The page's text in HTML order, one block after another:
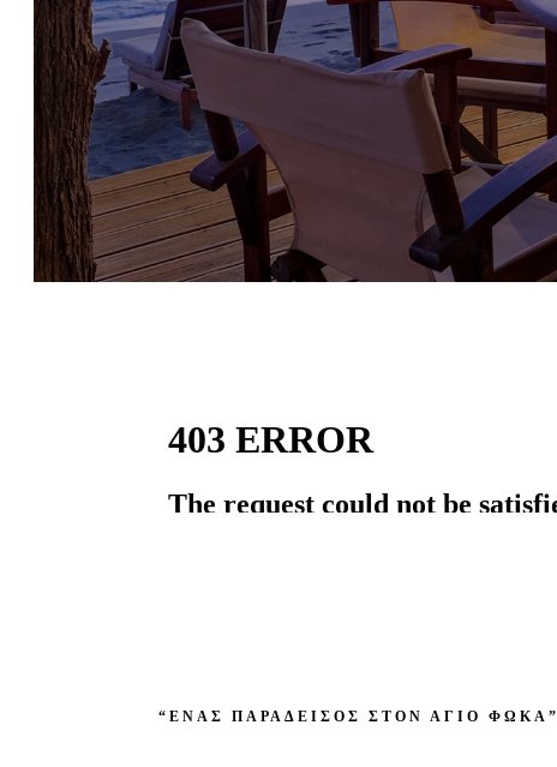
“ΕΝΑΣ ΠΑΡΑΔΕΙΣΟΣ ΣΤΟΝ ΑΓΙΟ ΦΩΚΑ”